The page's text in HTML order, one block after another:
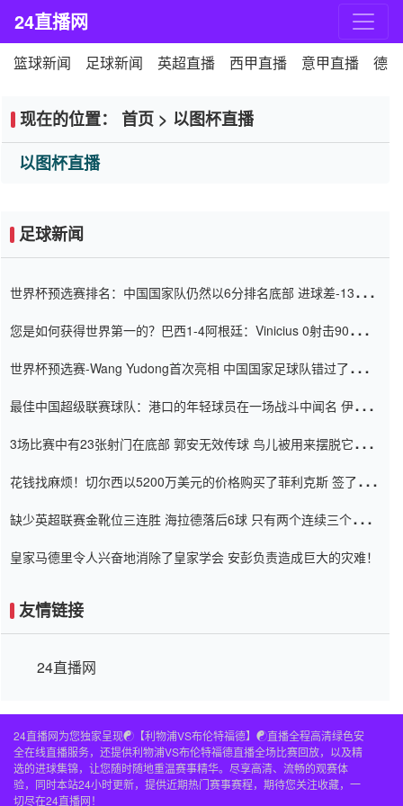
24直播网
篮球新闻 足球新闻 英超直播 西甲直播 意甲直播 德
现在的位置： 首页 > 以图杯直播
以图杯直播
足球新闻
世界杯预选赛排名：中国国家队仍然以6分排名底部 进球差-13令人
您是如何获得世界第一的？巴西1-4阿根廷：Vinicius 0射击90分钟
世界杯预选赛-Wang Yudong首次亮相 中国国家足球队错过了世界
最佳中国超级联赛球队：港口的年轻球员在一场战斗中闻名 伊万放
3场比赛中有23张射门在底部 郭安无效传球 鸟儿被用来摆脱它
花钱找麻烦！切尔西以5200万美元的价格购买了菲利克斯 签了7年
缺少英超联赛金靴位三连胜 海拉德落后6球 只有两个连续三个连续
皇家马德里令人兴奋地消除了皇家学会 安彭负责造成巨大的灾难！
友情链接
24直播网
24直播网为您独家呈现☯️【利物浦VS布伦特福德】☯️直播全程高清绿色安
全在线直播服务，还提供利物浦VS布伦特福德直播全场比赛回放，以及精
选的进球集锦，让您随时随地重温赛事精华。尽享高清、流畅的观赛体
验，同时本站24小时更新，提供近期热门赛事赛程，期待您关注收藏，一
切尽在24直播网！